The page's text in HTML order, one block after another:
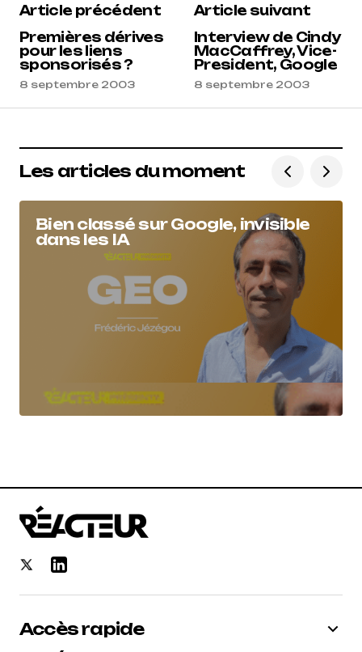
Article précédent
Premières dérives
pour les liens
sponsorisés ?
8 septembre 2003
Article suivant
Interview de Cindy
MacCaffrey, Vice-
President, Google
8 septembre 2003
Les articles du moment
Bien classé sur Google, invisible
dans les IA
Accès rapide